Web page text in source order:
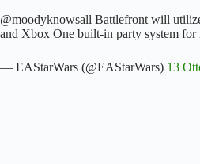
@moodyknowsall Battlefront will
and Xbox One built-in party system for
— EAStarWars (@EAStarWars) 13